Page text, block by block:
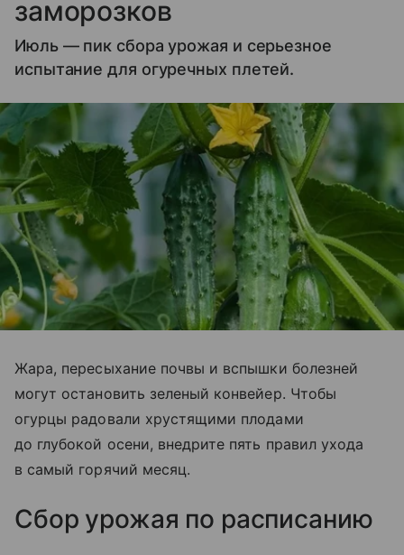
заморозков
Июль — пик сбора урожая и серьезное
испытание для огуречных плетей.
Жара, пересыхание почвы и вспышки болезней
могут остановить зеленый конвейер. Чтобы
огурцы радовали хрустящими плодами
до глубокой осени, внедрите пять правил ухода
в самый горячий месяц.
Сбор урожая по расписанию